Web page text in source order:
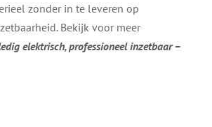
zonder in te leveren op
Bekijk voor meer
elektrisch, professioneel inzetbaar –